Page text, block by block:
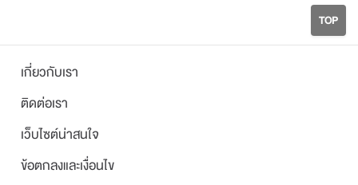
TOP
เกี่ยวกับเรา
ติดต่อเรา
เว็บไซต์น่าสนใจ
ข้อตกลงและเงื่อนไข